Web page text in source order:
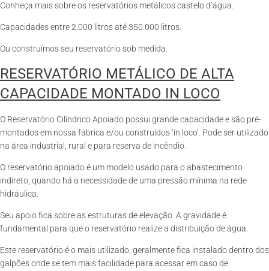
Conheça mais sobre os reservatórios metálicos castelo d’água.
Capacidades entre 2.000 litros até 350.000 litros.
Ou construímos seu reservatório sob medida.
RESERVATÓRIO METÁLICO DE ALTA
CAPACIDADE MONTADO IN LOCO
O Reservatório Cilíndrico Apoiado possui grande capacidade e são pré-
montados em nossa fábrica e/ou construídos ‘in loco’. Pode ser utilizado
na área industrial, rural e para reserva de incêndio.
O reservatório apoiado é um modelo usado para o abastecimento
indireto, quando há a necessidade de uma pressão mínima na rede
hidráulica.
Seu apoio fica sobre as estruturas de elevação. A gravidade é
fundamental para que o reservatório realize a distribuição de água.
Este reservatório é o mais utilizado, geralmente fica instalado dentro dos
galpões onde se tem mais facilidade para acessar em caso de